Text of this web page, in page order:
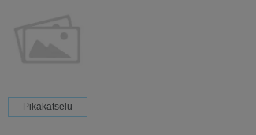
Pikakatselu